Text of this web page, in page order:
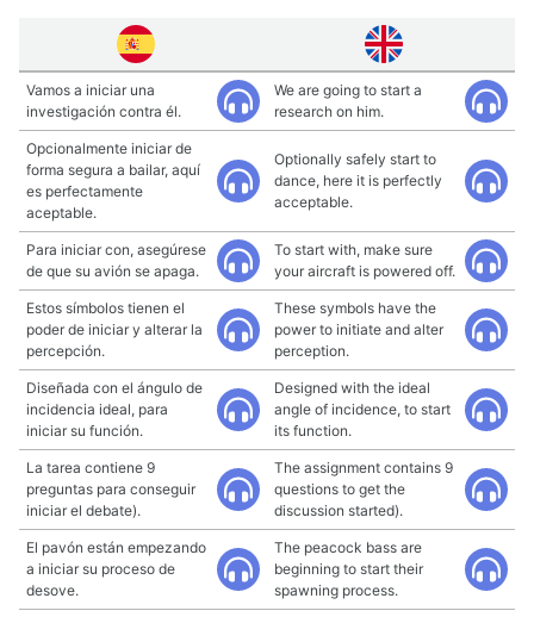
Vamos a iniciar una
investigación contra él.
We are going to start a
research on him.
Opcionalmente iniciar de
forma segura a bailar, aquí
es perfectamente
aceptable.
Optionally safely start to
dance, here it is perfectly
acceptable.
Para iniciar con, asegúrese
de que su avión se apaga.
To start with, make sure
your aircraft is powered off.
Estos símbolos tienen el
poder de iniciar y alterar la
percepción.
These symbols have the
power to initiate and alter
perception.
Diseñada con el ángulo de
incidencia ideal, para
iniciar su función.
Designed with the ideal
angle of incidence, to start
its function.
La tarea contiene 9
preguntas para conseguir
iniciar el debate).
The assignment contains 9
questions to get the
discussion started).
El pavón están empezando
a iniciar su proceso de
desove.
The peacock bass are
beginning to start their
spawning process.